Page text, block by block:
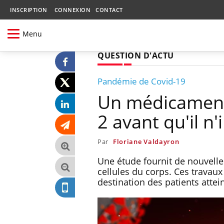
INSCRIPTION CONNEXION CONTACT
Menu
QUESTION D'ACTU
Pandémie de Covid-19
Un
2 avant qu'il
Par Floriane Valdayron
Une étude fournit de
cellules du corps. Ces
destination des patients